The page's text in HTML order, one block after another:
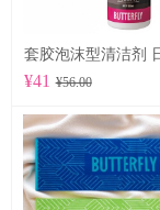
¥41 ¥56.00